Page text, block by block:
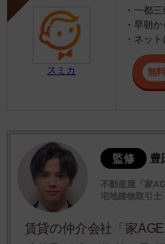
スミカ
・一都
・早朝
・ネッ
監修 豊
不動産屋「家
宅地建物取引士
賃貸の仲介会社「家